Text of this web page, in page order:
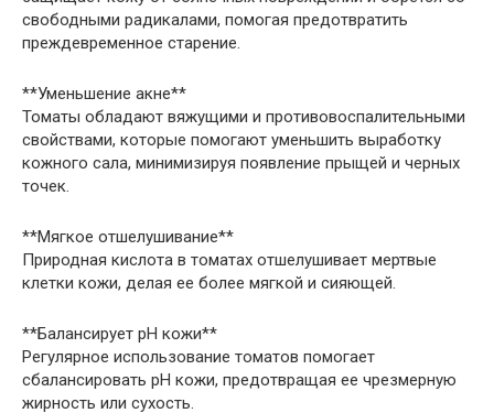
свободными радикалами, помогая предотвратить
преждевременное старение.
**Уменьшение акне**
Томаты обладают вяжущими и противовоспалительными
свойствами, которые помогают уменьшить выработку
кожного сала, минимизируя появление прыщей и черных
точек.
**Мягкое отшелушивание**
Природная кислота в томатах отшелушивает мертвые
клетки кожи, делая ее более мягкой и сияющей.
**Балансирует pH кожи**
Регулярное использование томатов помогает
сбалансировать pH кожи, предотвращая ее чрезмерную
жирность или сухость.